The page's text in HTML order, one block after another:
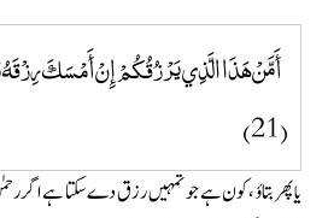
أَمَّنْ هَذَا الَّذِي يَرْزُقُكُمْ إِنْ أَمْسَكَ رِزْقَهُ
(21)
یا پھر بتاوٴ ، کون ہے جو تمہیں رزق دے سکتا ہے